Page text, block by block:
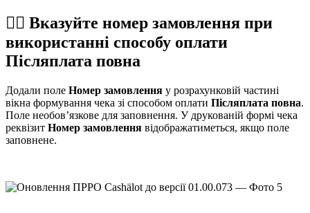
☝🏻 Вказуйте номер замовлення при
використанні способу оплати
Післяплата повна
Додали поле Номер замовлення у розрахунковій частині
вікна формування чека зі способом оплати Післяплата повна.
Поле необов’язкове для заповнення. У друкованій формі чека
реквізит Номер замовлення відображатиметься, якщо поле
заповнене.